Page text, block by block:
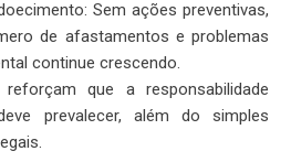
Sem ações preventivas,
de afastamentos e problemas
continue crescendo.
que a responsabilidade
prevalecer, além do simples